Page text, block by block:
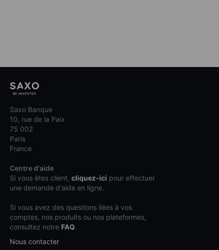
Saxo Banque
10, rue de la Paix
75 002
Paris
France
Centre d'aide
Si vous êtes client, cliquez-ici pour effectuer
une demande d'aide en ligne.
Si vous avez des questions liées à vos
comptes, nos produits ou nos plateformes,
consultez notre FAQ.
Nous contacter